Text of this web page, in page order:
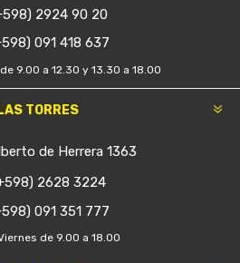
2924 90 20
091 418 637
9.00 a 12.30 y 13.30 a 18.00
LAS TORRES
de Herrera 1363
2628 3224
091 351 777
de 9.00 a 18.00